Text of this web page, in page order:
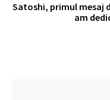
Satoshi, primul mesaj
am